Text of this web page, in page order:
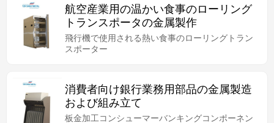
航空産業用の温かい食事のローリング
トランスポータの金属製作
飛行機で使用される熱い食事のローリングトラン
スポーター
消費者向け銀行業務用部品の金属製造
および組み立て
板金加工コンシューマーバンキングコンポーネン